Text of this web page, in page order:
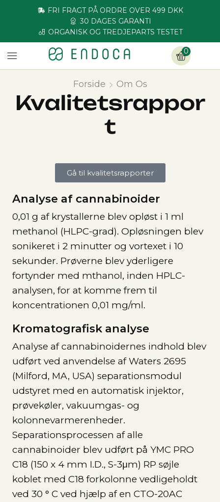
FRI FRAGT PÅ ORDRE OVER 499 DKK
30 DAGES GARANTI
ORGANISK OG TREDJEPARTS TESTET
0
Forside Om Os
Kvalitetsrappor
T
Gå til kvalitetsrapporter
Analyse af cannabinoider
0,01 g af krystallerne blev opløst i 1 ml
methanol (HLPC-grad). Opløsningen blev
sonikeret i 2 minutter og vortexet i 10
sekunder. Prøverne blev yderligere
fortynder med mthanol, inden HPLC-
analysen, for at komme frem til
koncentrationen 0,01 mg/ml.
Kromatografisk analyse
Analyse af cannabinoidernes indhold blev
udført ved anvendelse af Waters 2695
(Milford, MA, USA) separationsmodul
udstyret med en automatisk injektor,
prøvekøler, vakuumgas- og
kolonnevarmerenheder.
Separationsprocessen af alle
cannabinoider blev udført på YMC PRO
C18 (150 x 4 mm I.D., S-3μm) RP søjle
koblet med C18 forkolonne vedligeholdt
ved 30 ° C ved hjælp af en CTO-20AC